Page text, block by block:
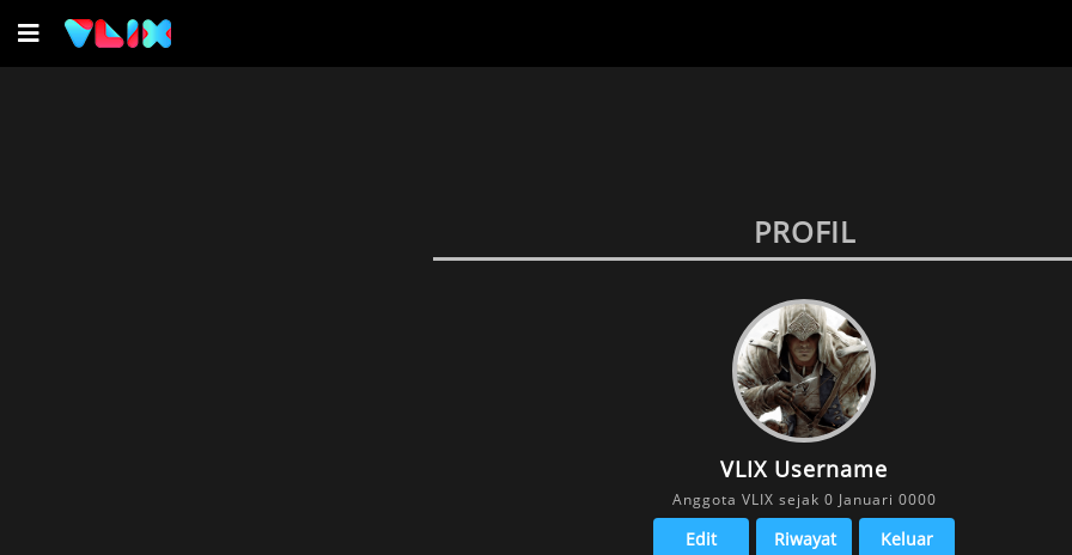
PROFIL
VLIX Username
Anggota VLIX sejak 0 Januari 0000